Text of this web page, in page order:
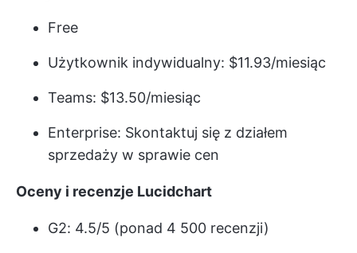
Free
Użytkownik indywidualny: $11.93/miesiąc
Teams: $13.50/miesiąc
Enterprise: Skontaktuj się z działem
sprzedaży w sprawie cen
Oceny i recenzje Lucidchart
G2: 4.5/5 (ponad 4 500 recenzji)